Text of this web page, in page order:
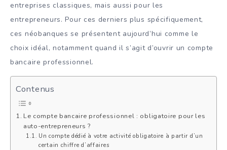
entreprises classiques, mais aussi pour les
entrepreneurs. Pour ces derniers plus spécifiquement,
ces néobanques se présentent aujourd’hui comme le
choix idéal, notamment quand il s’agit d’ouvrir un compte
bancaire professionnel.
Contenus
Le compte bancaire professionnel : obligatoire pour les
auto-entrepreneurs ?
Un compte dédié à votre activité obligatoire à partir d’un
certain chiffre d’affaires